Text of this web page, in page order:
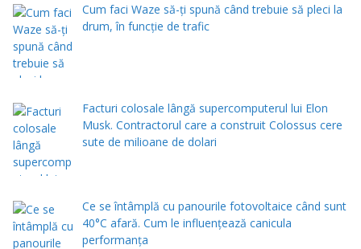
Cum faci Waze să-ți spună când trebuie să pleci la
drum, în funcție de trafic
Facturi colosale lângă supercomputerul lui Elon
Musk. Contractorul care a construit Colossus cere
sute de milioane de dolari
Ce se întâmplă cu panourile fotovoltaice când sunt
40°C afară. Cum le influențează canicula
performanța